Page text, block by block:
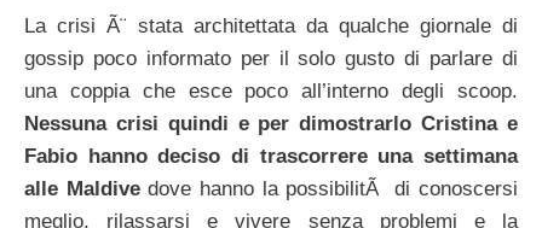
La crisi Ã¨ stata architettata da qualche giornale di
gossip poco informato per il solo gusto di parlare di
una coppia che esce poco all’interno degli scoop.
Nessuna crisi quindi e per dimostrarlo Cristina e
Fabio hanno deciso di trascorrere una settimana
alle Maldivedove hanno la possibilitÃ di conoscersi
meglio, rilassarsi e vivere senza problemi e la